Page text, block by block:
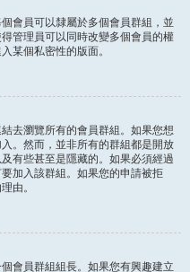
會員可以隸屬於多個會員群組，並
管理員可以同時改變多個會員的權
某個私密性的版面。
去瀏覽所有的會員群組。如果您想
。然而，並非所有的群組都是開放
有些甚至是隱藏的。如果必須經過
加入該群組。如果您的申請被拒
由。
會員群組組長。如果您有興趣建立